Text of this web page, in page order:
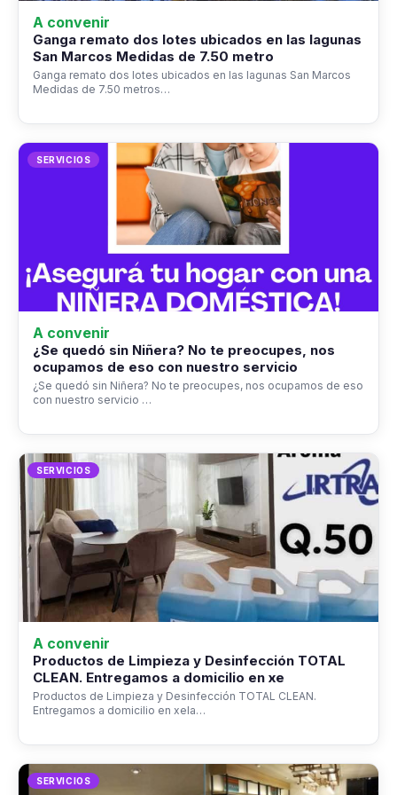
A convenir
Ganga remato dos lotes ubicados en las lagunas
San Marcos Medidas de 7.50 metro
Ganga remato dos lotes ubicados en las lagunas San Marcos
Medidas de 7.50 metros…
SERVICIOS
A convenir
¿Se quedó sin Niñera? No te preocupes, nos
ocupamos de eso con nuestro servicio
¿Se quedó sin Niñera? No te preocupes, nos ocupamos de eso
con nuestro servicio …
SERVICIOS
A convenir
Productos de Limpieza y Desinfección TOTAL
CLEAN. Entregamos a domicilio en xe
Productos de Limpieza y Desinfección TOTAL CLEAN.
Entregamos a domicilio en xela…
SERVICIOS